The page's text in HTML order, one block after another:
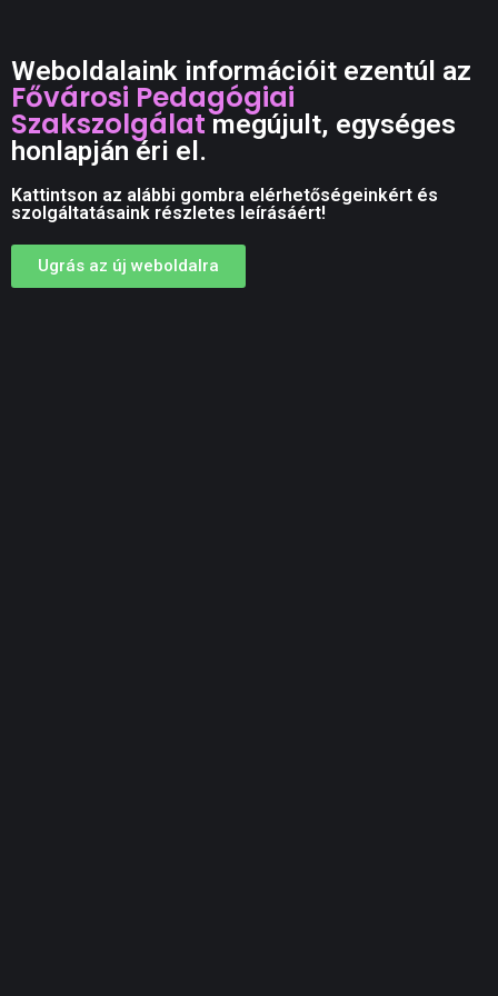
Weboldalaink információit ezentúl az
Fővárosi Pedagógiai
Szakszolgálatmegújult, egységes
honlapján éri el.
Kattintson az alábbi gombra elérhetőségeinkért és
szolgáltatásaink részletes leírásáért!
Ugrás az új weboldalra